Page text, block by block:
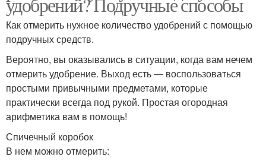
Как отмерить нужное количество удобрений с помощью
подручных средств.
Вероятно, вы оказывались в ситуации, когда вам нечем
отмерить удобрение. Выход есть — воспользоваться
простыми привычными предметами, которые
практически всегда под рукой. Простая огородная
арифметика вам в помощь!
Спичечный коробок
В нем можно отмерить: